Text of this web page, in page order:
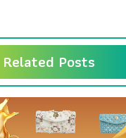
Related Posts